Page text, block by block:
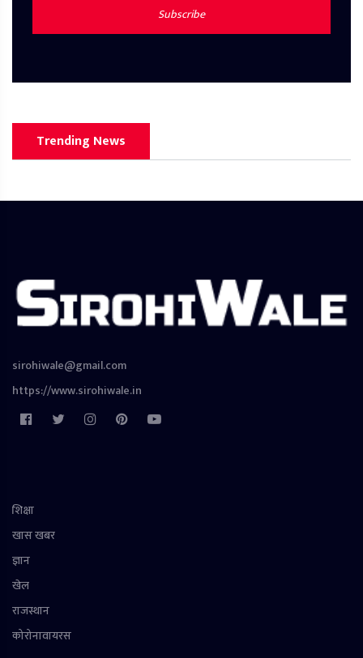
Subscribe
Trending News
sirohiwale@gmail.com
https://www.sirohiwale.in
शिक्षा
खास खबर
ज्ञान
खेल
राजस्थान
कोरोनावायरस